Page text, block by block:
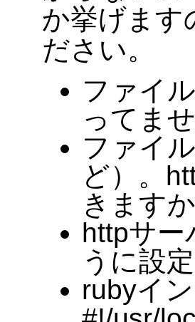
か挙げます
ださい。
ファイ
ってま
ファイ
ど）。
きます
httpサー
うに設
rubyイ